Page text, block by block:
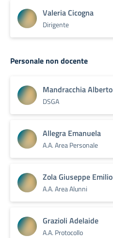
Valeria Cicogna
Dirigente
Personale non docente
Mandracchia Alberto
DSGA
Allegra Emanuela
A.A. Area Personale
Zola Giuseppe Emilio
A.A. Area Alunni
Grazioli Adelaide
A.A. Protocollo